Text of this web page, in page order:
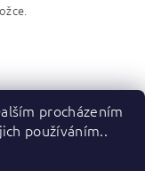
procházením
používáním..